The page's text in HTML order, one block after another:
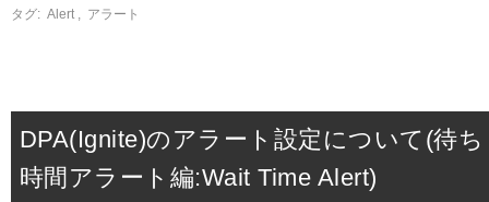
タグ: Alert , アラート
DPA(Ignite)のアラート設定について(待ち
時間アラート編:Wait Time Alert)